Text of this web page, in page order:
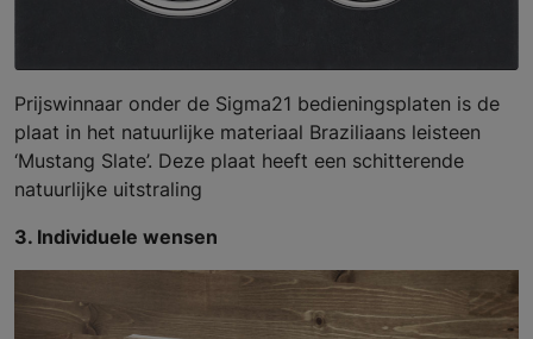
Prijswinnaar onder de Sigma21 bedieningsplaten is de
plaat in het natuurlijke materiaal Braziliaans leisteen
‘Mustang Slate’. Deze plaat heeft een schitterende
natuurlijke uitstraling
3. Individuele wensen